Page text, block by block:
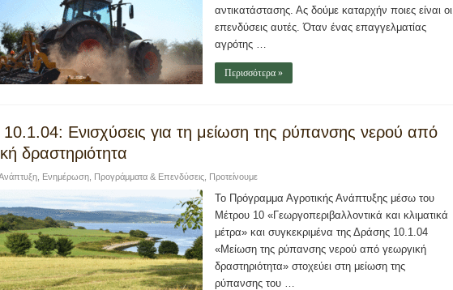
αντικατάστασης. Ας δούμε καταρχήν ποιες είναι οι
επενδύσεις αυτές. Όταν ένας επαγγελματίας
αγρότης …
Περισσότερα »
Ενισχύσεις για τη μείωση της ρύπανσης νερού από
δραστηριότητα
Ενημέρωση Προγράμματα & Επενδύσεις Προτείνουμε
Το Πρόγραμμα Αγροτικής Ανάπτυξης μέσω του
Μέτρου 10 «Γεωργοπεριβαλλοντικά και κλιματικά
μέτρα» και συγκεκριμένα της Δράσης 10.1.04
«Μείωση της ρύπανσης νερού από γεωργική
δραστηριότητα» στοχεύει στη μείωση της
ρύπανσης του …